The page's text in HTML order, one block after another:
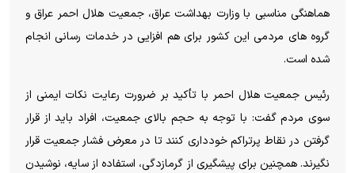
هماهنگی مناسبی با وزارت بهداشت عراق، جمعیت هلال احمر عراق و
گروه های مردمی این کشور برای هم افزایی در خدمات رسانی انجام
شده است.
رئیس جمعیت هلال احمر با تأکید بر ضرورت رعایت نکات ایمنی از
سوی مردم گفت: با توجه به حجم بالای جمعیت، افراد باید از قرار
گرفتن در نقاط پرتراکم خودداری کنند تا در معرض فشار جمعیت قرار
نگیرند. همچنین برای پیشگیری از گرمازدگی، استفاده از سایه، نوشیدن